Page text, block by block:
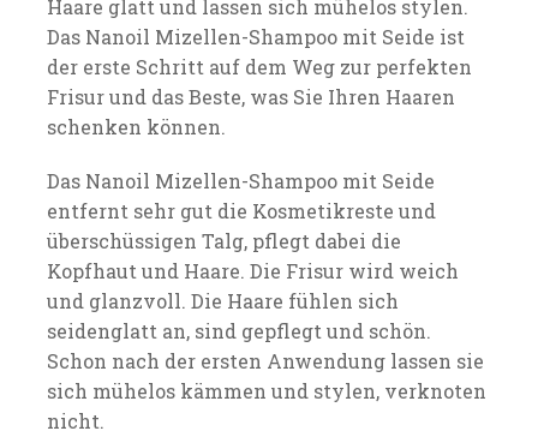
Haare glatt und lassen sich mühelos stylen.
Das Nanoil Mizellen-Shampoo mit Seide ist
der erste Schritt auf dem Weg zur perfekten
Frisur und das Beste, was Sie Ihren Haaren
schenken können.
Das Nanoil Mizellen-Shampoo mit Seide
entfernt sehr gut die Kosmetikreste und
überschüssigen Talg, pflegt dabei die
Kopfhaut und Haare. Die Frisur wird weich
und glanzvoll. Die Haare fühlen sich
seidenglatt an, sind gepflegt und schön.
Schon nach der ersten Anwendung lassen sie
sich mühelos kämmen und stylen, verknoten
nicht.